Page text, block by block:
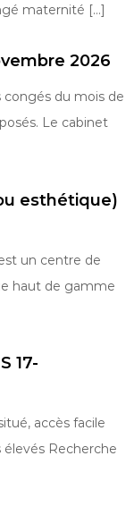
maternité […]
2026
du mois de
Le cabinet
esthétique)
un centre de
haut de gamme
17-
accès facile
élevés Recherche